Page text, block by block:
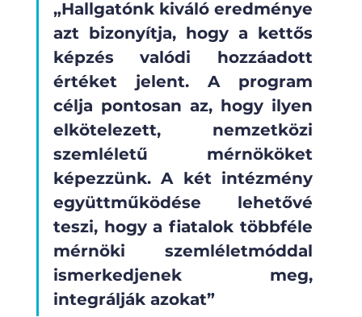
„Hallgatónk kiváló eredménye
azt bizonyítja, hogy a kettős
képzés valódi hozzáadott
értéket jelent. A program
célja pontosan az, hogy ilyen
elkötelezett, nemzetközi
szemléletű mérnököket
képezzünk. A két intézmény
együttműködése lehetővé
teszi, hogy a fiatalok többféle
mérnöki szemléletmóddal
ismerkedjenek meg,
integrálják azokat”